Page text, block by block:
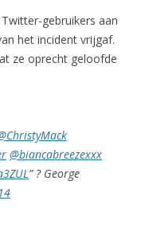
gebruikers aan
het incident vrijgaf.
ze oprecht geloofde
@biancabreezexxx
” ? George